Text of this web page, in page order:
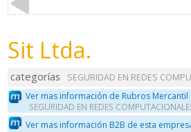
Sit Ltda.
categorías
SEGURIDAD EN REDES
Ver mas información de Rubros Mercantil
SEGURIDAD EN REDES
Ver mas información B2B de esta